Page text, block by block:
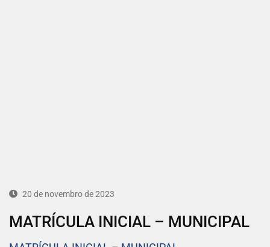
20 de novembro de 2023
MATRÍCULA INICIAL – MUNICIPAL